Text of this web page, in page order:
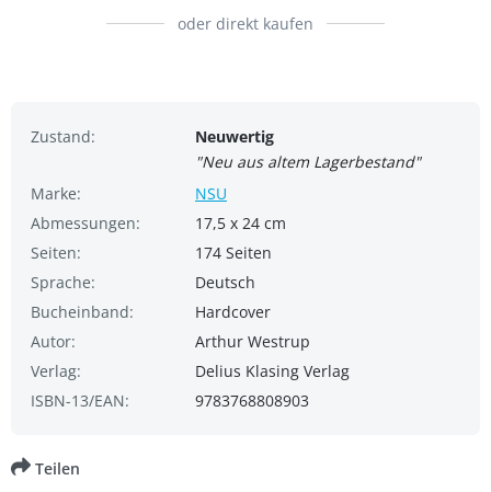
oder direkt kaufen
Zustand:
Neuwertig
"Neu aus altem Lagerbestand"
Marke:
NSU
Abmessungen:
17,5 x 24 cm
Seiten:
174 Seiten
Sprache:
Deutsch
Bucheinband:
Hardcover
Autor:
Arthur Westrup
Verlag:
Delius Klasing Verlag
ISBN-13/EAN:
9783768808903
Teilen